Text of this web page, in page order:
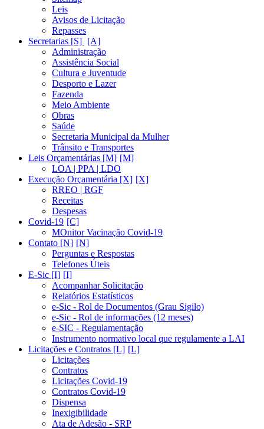
Leis
Avisos de Licitação
Repasses
Secretarias [S]
Administração
Assistência Social
Cultura e Juventude
Desporto e Lazer
Fazenda
Meio Ambiente
Obras
Saúde
Secretaria Municipal da Mulher
Trânsito e Transportes
Leis Orçamentárias [M]
LOA | PPA | LDO
Execução Orçamentária [X]
RREO | RGF
Receitas
Despesas
Covid-19
MOnitor Vacinação Covid-19
Contato [N]
Perguntas e Respostas
Telefones Úteis
E-Sic [I]
Acompanhar Solicitação
Relatórios Estatísticos
e-Sic - Rol de Documentos (Grau Sigilo)
e-Sic - Rol de informações (12 meses)
e-SIC - Regulamentação
Instrumento normativo local que regulamente a LAI
Licitações e Contratos [L]
Licitações
Contratos
Licitações Covid-19
Contratos Covid-19
Dispensa
Inexigibilidade
Ata de Adesão - SRP